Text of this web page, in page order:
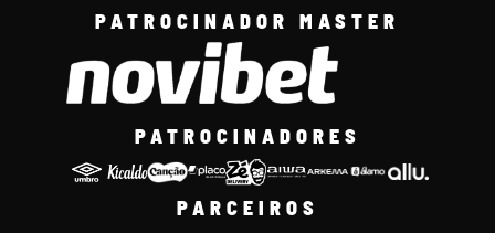
PATROCINADOR MASTER
PATROCINADORES
PARCEIROS